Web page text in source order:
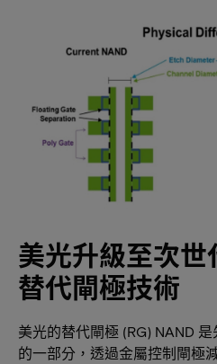
美光升級至次世
替代閘極技術
美光的替代閘極 (RG) NAND
的一部分，透過金屬控制閘極